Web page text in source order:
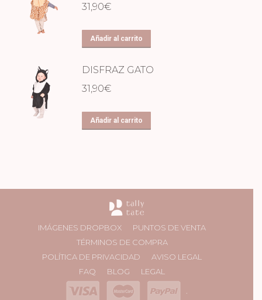
31,90€
Añadir al carrito
DISFRAZ GATO
31,90€
Añadir al carrito
IMÁGENES DROPBOX
PUNTOS DE VENTA
TÉRMINOS DE COMPRA
POLÍTICA DE PRIVACIDAD
AVISO LEGAL
FAQ
BLOG LEGAL
.